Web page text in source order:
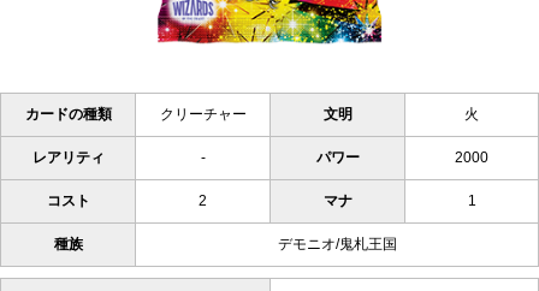
カードの種類 クリーチャー 文明 火
レアリティ - パワー 2000
コスト 2 マナ 1
種族 デモニオ/鬼札王国